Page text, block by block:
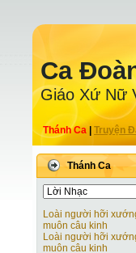
Ca
Giáo Xứ Nữ
Thánh Ca Truyện
Thánh Ca
Loài người hỡi
muôn câu kinh
Loài người hỡi
muôn câu kinh